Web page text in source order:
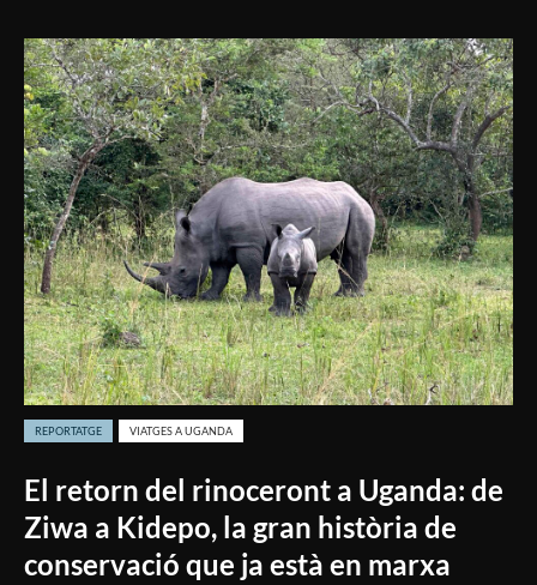
El retorn del rinoceront a Uganda: de
Ziwa a Kidepo, la gran història de
conservació que ja està en marxa
REPORTATGE VIATGES A UGANDA